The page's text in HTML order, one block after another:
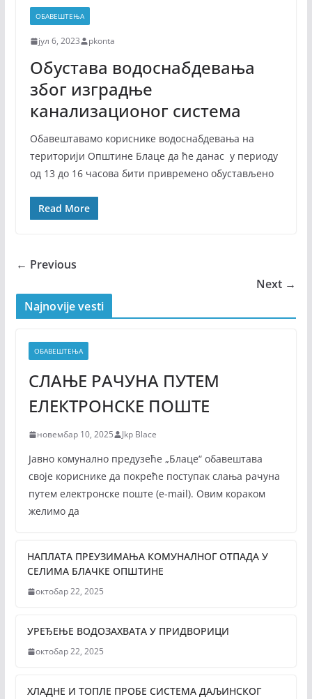
ОБАВЕШТЕЊА
јул 6, 2023 pkonta
Обустава водоснабдевања
због изградње
канализационог система
Обавештавамо кориснике водоснабдевања на
територији Општине Блаце да ће данас у периоду
од 13 до 16 часова бити привремено обустављено
Read More
← Previous
Next →
Najnovije vesti
ОБАВЕШТЕЊА
СЛАЊЕ РАЧУНА ПУТЕМ
ЕЛЕКТРОНСКЕ ПОШТЕ
новембар 10, 2025 Jkp Blace
Јавно комунално предузеће „Блаце“ обавештава
своје кориснике да покреће поступак слања рачуна
путем електронске поште (е-mail). Овим кораком
желимо да
НАПЛАТА ПРЕУЗИМАЊА КОМУНАЛНОГ ОТПАДА У
СЕЛИМА БЛАЧКЕ ОПШТИНЕ
октобар 22, 2025
УРЕЂЕЊЕ ВОДОЗАХВАТА У ПРИДВОРИЦИ
октобар 22, 2025
ХЛАДНЕ И ТОПЛЕ ПРОБЕ СИСТЕМА ДАЉИНСКОГ